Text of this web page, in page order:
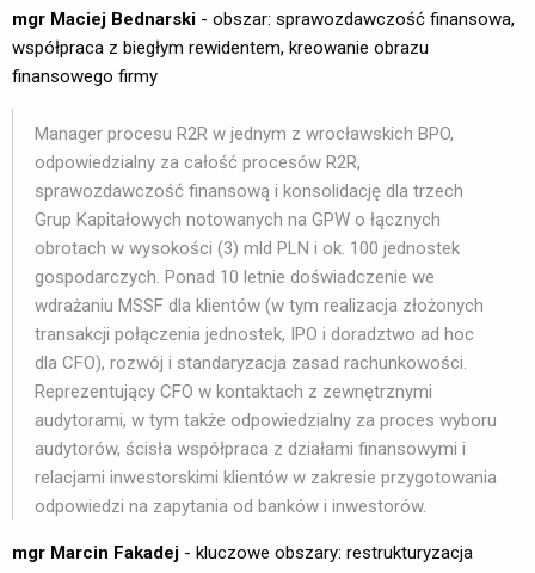
mgr Maciej Bednarski - obszar: sprawozdawczość finansowa,
współpraca z biegłym rewidentem, kreowanie obrazu
finansowego firmy
Manager procesu R2R w jednym z wrocławskich BPO,
odpowiedzialny za całość procesów R2R,
sprawozdawczość finansową i konsolidację dla trzech
Grup Kapitałowych notowanych na GPW o łącznych
obrotach w wysokości (3) mld PLN i ok. 100 jednostek
gospodarczych. Ponad 10 letnie doświadczenie we
wdrażaniu MSSF dla klientów (w tym realizacja złożonych
transakcji połączenia jednostek, IPO i doradztwo ad hoc
dla CFO), rozwój i standaryzacja zasad rachunkowości.
Reprezentujący CFO w kontaktach z zewnętrznymi
audytorami, w tym także odpowiedzialny za proces wyboru
audytorów, ścisła współpraca z działami finansowymi i
relacjami inwestorskimi klientów w zakresie przygotowania
odpowiedzi na zapytania od banków i inwestorów.
mgr Marcin Fakadej - kluczowe obszary: restrukturyzacja